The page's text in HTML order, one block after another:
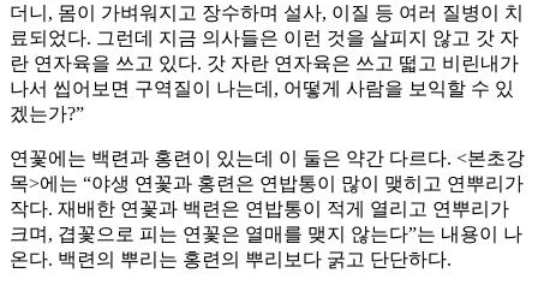
더니, 몸이 가벼워지고 장수하며 설사, 이질 등 여러 질병이 치
료되었다. 그런데 지금 의사들은 이런 것을 살피지 않고 갓 자
란 연자육을 쓰고 있다. 갓 자란 연자육은 쓰고 떫고 비린내가
나서 씹어보면 구역질이 나는데, 어떻게 사람을 보익할 수 있
겠는가?”
연꽃에는 백련과 홍련이 있는데 이 둘은 약간 다르다. <본초강
목>에는 “야생 연꽃과 홍련은 연밥통이 많이 맺히고 연뿌리가
작다. 재배한 연꽃과 백련은 연밥통이 적게 열리고 연뿌리가
크며, 겹꽃으로 피는 연꽃은 열매를 맺지 않는다”는 내용이 나
온다. 백련의 뿌리는 홍련의 뿌리보다 굵고 단단하다.